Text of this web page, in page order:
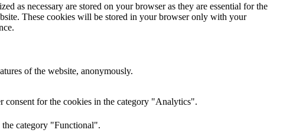
as necessary are stored on your browser as they are essential for the
These cookies will be stored in your browser only with your
of the website, anonymously.
consent for the cookies in the category "Analytics".
category "Functional".